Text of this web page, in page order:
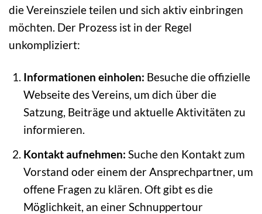
die Vereinsziele teilen und sich aktiv einbringen
möchten. Der Prozess ist in der Regel
unkompliziert:
Informationen einholen: Besuche die offizielle
Webseite des Vereins, um dich über die
Satzung, Beiträge und aktuelle Aktivitäten zu
informieren.
Kontakt aufnehmen: Suche den Kontakt zum
Vorstand oder einem der Ansprechpartner, um
offene Fragen zu klären. Oft gibt es die
Möglichkeit, an einer Schnuppertour